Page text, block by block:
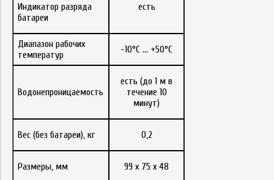
Индикатор разряда
батареи
есть
Диапазон рабочих
температур
-10°C … +50°C
Водонепроницаемость
есть (до 1 м в
течение 10
минут)
Вес (без батареи), кг 0,2
Размеры, мм 99 x 75 x 48